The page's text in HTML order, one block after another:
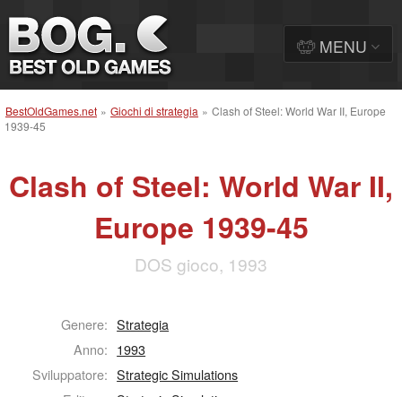
BestOldGames.net » Giochi di strategia » Clash of Steel: World War II, Europe
1939-45
Clash of Steel: World War II,
Europe 1939-45
DOS gioco, 1993
Genere: Strategia
Anno: 1993
Sviluppatore: Strategic Simulations
MENU